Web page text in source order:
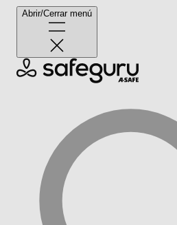
Abrir/Cerrar menú